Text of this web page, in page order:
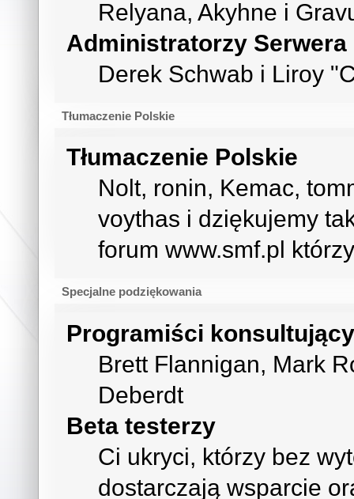
Relyana, Akyhne i
Administratorzy Serwera
Derek Schwab i Liroy
Tłumaczenie Polskie
Tłumaczenie Polskie
Nolt, ronin, Kemac,
voythas i dziękujemy
forum www.smf.pl
Specjalne podziękowania
Programiści konsultujący
Brett Flannigan, Mark
Deberdt
Beta testerzy
Ci ukryci, którzy bez
dostarczają wsparcie